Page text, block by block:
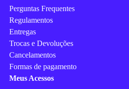
Perguntas Frequentes
Regulamentos
Entregas
Trocas e Devoluções
Cancelamentos
Formas de pagamento
Meus Acessos